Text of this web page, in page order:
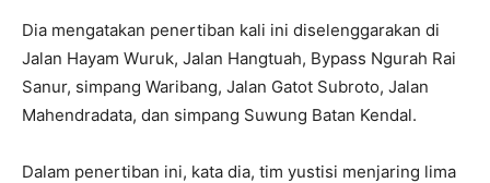
Dia mengatakan penertiban kali ini diselenggarakan di
Jalan Hayam Wuruk, Jalan Hangtuah, Bypass Ngurah Rai
Sanur, simpang Waribang, Jalan Gatot Subroto, Jalan
Mahendradata, dan simpang Suwung Batan Kendal.
Dalam penertiban ini, kata dia, tim yustisi menjaring lima